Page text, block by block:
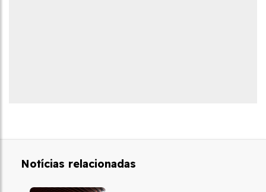
Notícias relacionadas